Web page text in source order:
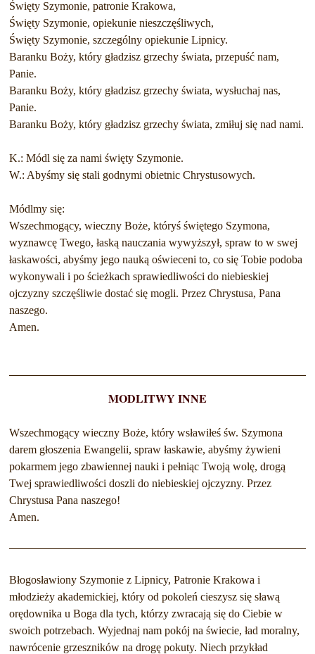
Święty Szymonie, patronie Krakowa,
Święty Szymonie, opiekunie nieszczęśliwych,
Święty Szymonie, szczególny opiekunie Lipnicy.
Baranku Boży, który gładzisz grzechy świata, przepuść nam,
Panie.
Baranku Boży, który gładzisz grzechy świata, wysłuchaj nas,
Panie.
Baranku Boży, który gładzisz grzechy świata, zmiłuj się nad nami.
K.: Módl się za nami święty Szymonie.
W.: Abyśmy się stali godnymi obietnic Chrystusowych.
Módlmy się:
Wszechmogący, wieczny Boże, któryś świętego Szymona,
wyznawcę Twego, łaską nauczania wywyższył, spraw to w swej
łaskawości, abyśmy jego nauką oświeceni to, co się Tobie podoba
wykonywali i po ścieżkach sprawiedliwości do niebieskiej
ojczyzny szczęśliwie dostać się mogli. Przez Chrystusa, Pana
naszego.
Amen.
MODLITWY INNE
Wszechmogący wieczny Boże, który wsławiłeś św. Szymona
darem głoszenia Ewangelii, spraw łaskawie, abyśmy żywieni
pokarmem jego zbawiennej nauki i pełniąc Twoją wolę, drogą
Twej sprawiedliwości doszli do niebieskiej ojczyzny. Przez
Chrystusa Pana naszego!
Amen.
Błogosławiony Szymonie z Lipnicy, Patronie Krakowa i
młodzieży akademickiej, który od pokoleń cieszysz się sławą
orędownika u Boga dla tych, którzy zwracają się do Ciebie w
swoich potrzebach. Wyjednaj nam pokój na świecie, ład moralny,
nawrócenie grzeszników na drogę pokuty. Niech przykład